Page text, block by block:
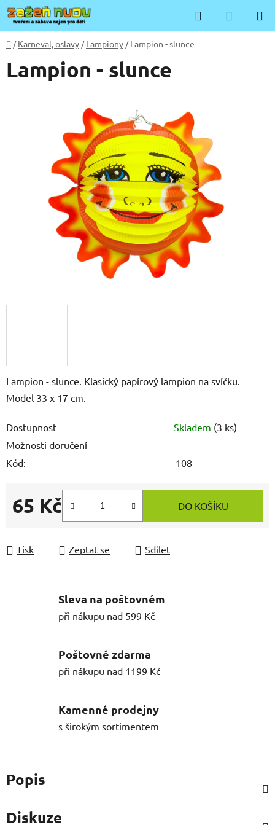
Přejít
na
obsah
Hledat
KOŠÍK
Domů
/ Karneval, oslavy / Lampiony / Lampion - slunce
Lampion - slunce. Klasický papírový lampion na svíčku.
Model 33 x 17 cm.
Dostupnost Skladem (3 ks)
Možnosti doručení
Kód:
108
65 Kč
Měrná cena:
DO KOŠÍKU
Tisk Zeptat se Sdílet
Lampion - slunce
Sleva na poštovném
při nákupu nad 599 Kč
Poštovné zdarma
při nákupu nad 1199 Kč
Kamenné prodejny
s širokým sortimentem
Popis
Diskuze